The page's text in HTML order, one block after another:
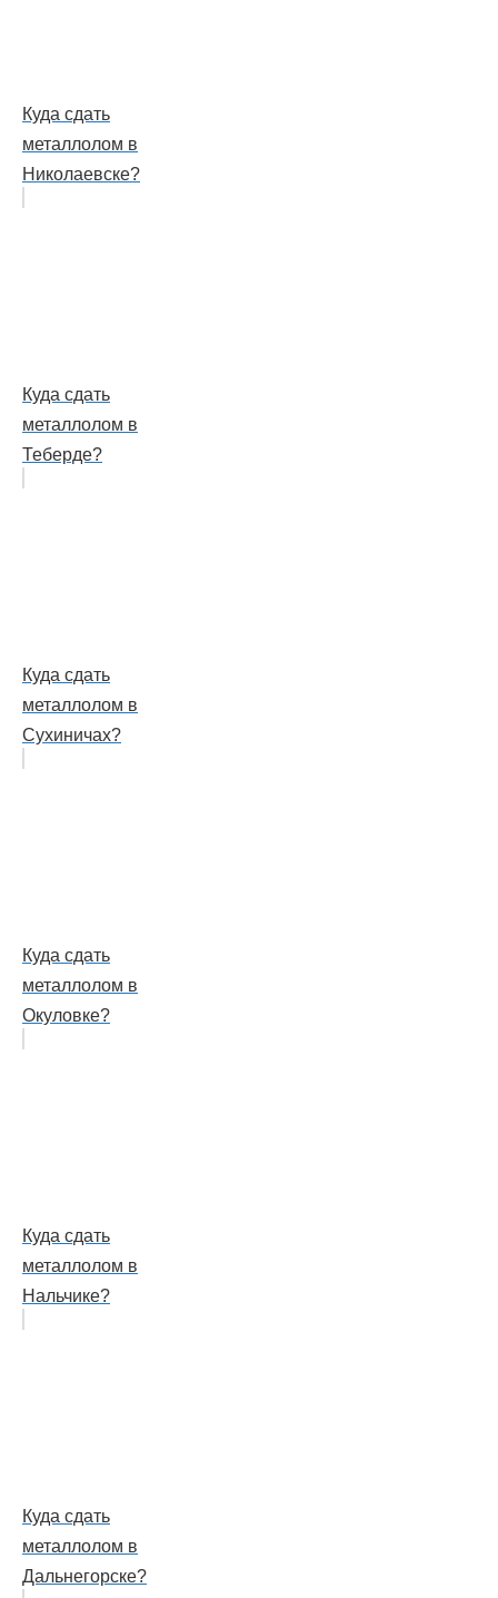
Куда сдать
металлолом в
Николаевске?
Куда сдать
металлолом в
Теберде?
Куда сдать
металлолом в
Сухиничах?
Куда сдать
металлолом в
Окуловке?
Куда сдать
металлолом в
Нальчике?
Куда сдать
металлолом в
Дальнегорске?